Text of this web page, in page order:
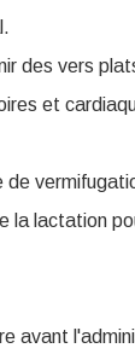
des vers
et
de
la lactation
avant